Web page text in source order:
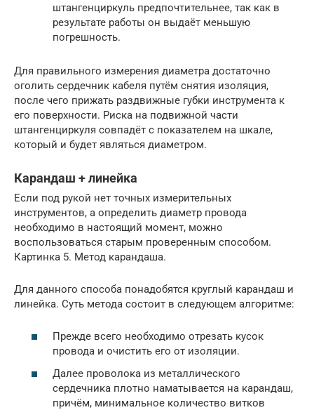
штангенциркуль предпочтительнее, так как в
результате работы он выдаёт меньшую
погрешность.
Для правильного измерения диаметра достаточно
оголить сердечник кабеля путём снятия изоляция,
после чего прижать раздвижные губки инструмента к
его поверхности. Риска на подвижной части
штангенциркуля совпадёт с показателем на шкале,
который и будет являться диаметром.
Карандаш + линейка
Если под рукой нет точных измерительных
инструментов, а определить диаметр провода
необходимо в настоящий момент, можно
воспользоваться старым проверенным способом.
Картинка 5. Метод карандаша.
Для данного способа понадобятся круглый карандаш и
линейка. Суть метода состоит в следующем алгоритме:
Прежде всего необходимо отрезать кусок
провода и очистить его от изоляции.
Далее проволока из металлического
сердечника плотно наматывается на карандаш,
причём, минимальное количество витков